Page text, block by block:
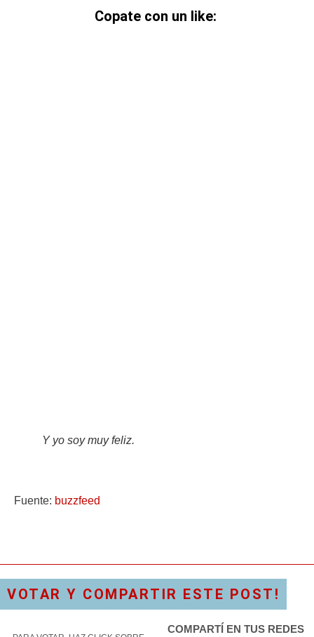
Copate con un like:
Y yo soy muy feliz.
Fuente: buzzfeed
VOTAR Y COMPARTIR ESTE POST!
COMPARTÍ EN TUS REDES